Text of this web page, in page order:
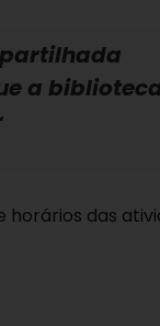
a
das